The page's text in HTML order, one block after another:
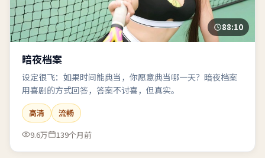
88:10
暗夜档案
设定很飞：如果时间能典当，你愿意典当哪一天？暗夜档案
用喜剧的方式回答，答案不讨喜，但真实。
高清
流畅
9.6万
139个月前